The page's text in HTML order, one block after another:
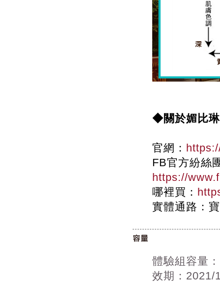
◆關於媚比
官網：
FB官方紛絲
https://
哪裡買：
實體通路：
體驗組容量
效期：2021/